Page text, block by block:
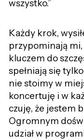
wszystko.”
Każdy krok,
przypominają
kluczem do
spełniają się
nie stoimy w
koncertuję i w
czuję, że jestem
Ogromnym
udział w